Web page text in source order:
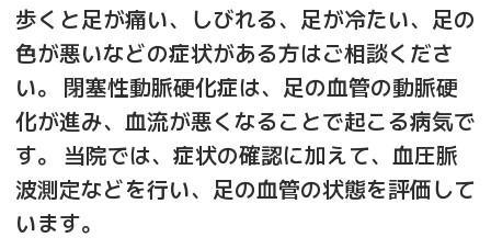
歩くと足が痛い、しびれる、足が冷たい、足の
色が悪いなどの症状がある方はご相談くださ
い。 閉塞性動脈硬化症は、足の血管の動脈硬
化が進み、血流が悪くなることで起こる病気で
す。 当院では、症状の確認に加えて、血圧脈
波測定などを行い、足の血管の状態を評価して
います。